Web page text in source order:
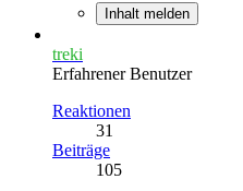
Inhalt melden
treki
Erfahrener Benutzer
Reaktionen
31
Beiträge
105